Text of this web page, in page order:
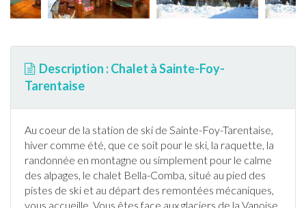
Description : Chalet à Sainte-Foy-
Tarentaise
Au coeur de la station de ski de Sainte-Foy-Tarentaise,
hiver comme été, que ce soit pour le ski, la raquette, la
randonnée en montagne ou simplement pour le calme
des alpages, le chalet Bella-Comba, situé au pied des
pistes de ski et au départ des remontées mécaniques,
vous accueille. Vous êtes face aux glaciers de la Vanoise